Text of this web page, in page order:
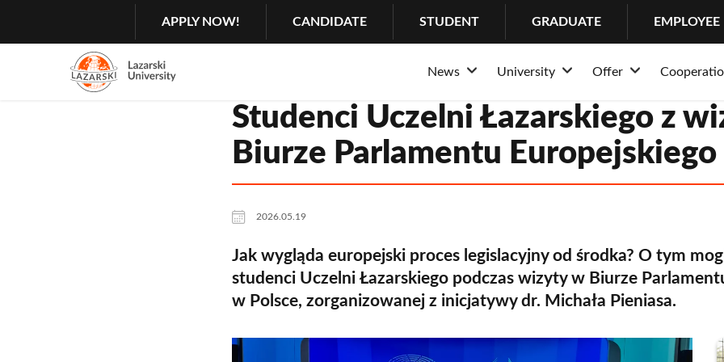
MENU
GŁÓWNA
NAWIGACJA
APPLY NOW! CANDIDATE STUDENT GRADUATE EMPLOYEE
Rozwiń
News
Rozwiń
News
Events
University
Rozwiń
About the University
Why Lazarski?
University authorities
Structure
Offer
Educational offer of
Bachelor’s Degrees
Postgraduate
PhDs
Studenci Uczelni Łazarskiego z
Biurze Parlamentu Europejskiego
2026.05.19
Jak wygląda europejski proces legislacyjny od środka? O tym
studenci Uczelni Łazarskiego podczas wizyty w Biurze
w Polsce, zorganizowanej z inicjatywy dr. Michała Pieniasa.